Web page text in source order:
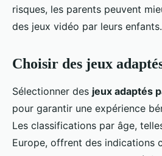
risques, les parents peuvent
des jeux vidéo par leurs enfants.
Choisir des jeux
Sélectionner des jeux adaptés
pour garantir une expérience
Les classifications par âge,
Europe, offrent des indications